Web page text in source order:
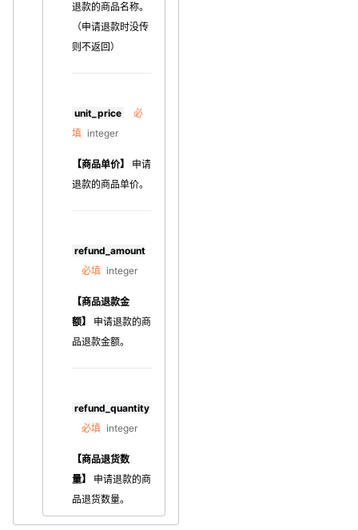
退款的商品名称。
（申请退款时没传
则不返回）
unit_price
必
填 integer
【商品单价】
申请
退款的商品单价。
refund_amount
必填 integer
【商品退款金
额】
申请退款的商
品退款金额。
refund_quantity
必填 integer
【商品退货数
量】
申请退款的商
品退货数量。